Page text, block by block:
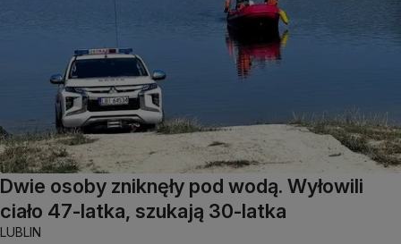
Dwie osoby zniknęły pod wodą. Wyłowili
ciało 47-latka, szukają 30-latka
LUBLIN